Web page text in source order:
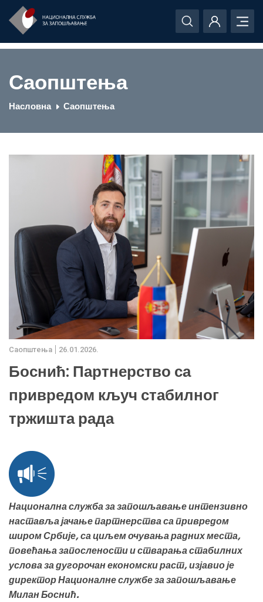
Саопштења
Насловна Саопштења
Саопштења 26.01.2026.
Боснић: Партнерство са
привредом кључ стабилног
тржишта рада
Национална служба за запошљавање интензивно
наставља јачање партнерства са привредом
широм Србије, са циљем очувања радних места,
повећања запослености и стварања стабилних
услова за дугорочан економски раст, изјавио је
директор Националне службе за запошљавање
Милан Боснић.